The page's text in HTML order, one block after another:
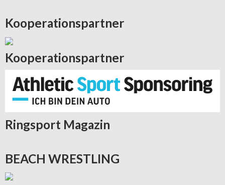
Kooperationspartner
Kooperationspartner
Ringsport Magazin
BEACH WRESTLING